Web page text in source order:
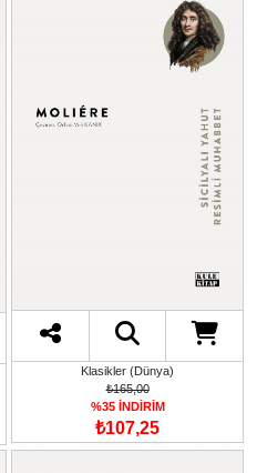
Klasikler (Dünya)
₺165,00
%35 İNDİRİM
₺107,25